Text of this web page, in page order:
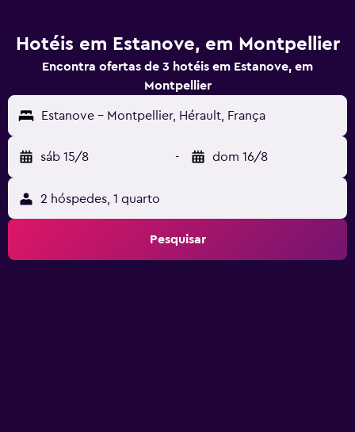
Hotéis em Estanove, em Montpellier
Encontra ofertas de 3 hotéis em Estanove, em
Montpellier
Estanove - Montpellier, Hérault, França
sáb 15/8 - dom 16/8
2 hóspedes, 1 quarto
Pesquisar